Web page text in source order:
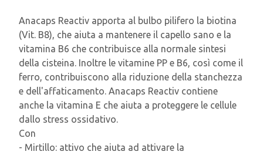
Anacaps Reactiv apporta al bulbo pilifero la biotina
(Vit. B8), che aiuta a mantenere il capello sano e la
vitamina B6 che contribuisce alla normale sintesi
della cisteina. Inoltre le vitamine PP e B6, così come il
ferro, contribuiscono alla riduzione della stanchezza
e dell'affaticamento. Anacaps Reactiv contiene
anche la vitamina E che aiuta a proteggere le cellule
dallo stress ossidativo.
Con
- Mirtillo: attivo che aiuta ad attivare la